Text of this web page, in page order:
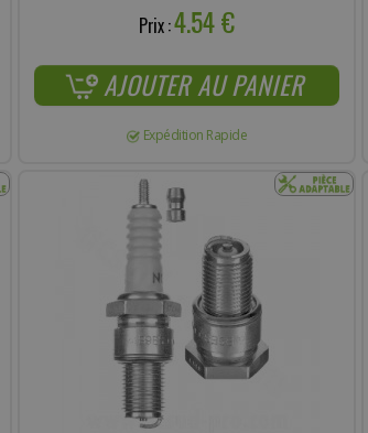
Prix :4.54 €
AJOUTER AU PANIER
Expédition Rapide